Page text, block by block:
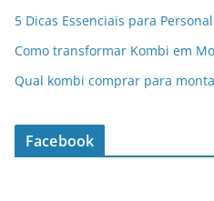
5 Dicas Essenciais para
Como transformar Kombi em
Qual kombi comprar para
Facebook